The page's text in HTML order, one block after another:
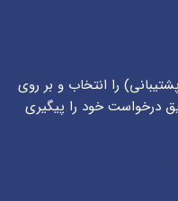
) را انتخاب و بر روی
درخواست خود را پیگیری